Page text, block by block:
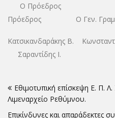
Ο Πρόεδρος Ο
Πρόεδρος Ο Γεν.
Κατσικανδαράκης Β.
Σαραντίδης Ι.
άρθρων
Εθιμοτυπική επίσκεψη Ε. Π.
Λιμεναρχείο Ρεθύμνου.
Επικίνδυνες και απαράδεκτες